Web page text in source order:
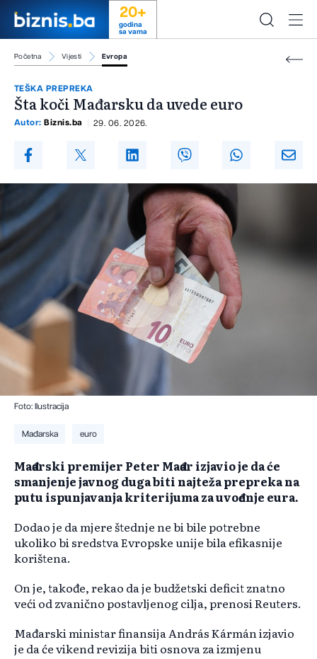
20+
godina
sa vama
Početna Vijesti Evropa
TEŠKA PREPREKA
Šta koči Mađarsku da uvede euro
Autor: Biznis.ba 29. 06. 2026.
Foto: Ilustracija
Mađarska euro
Mađarski premijer Peter Mađar izjavio je da će
smanjenje javnog duga biti najteža prepreka na
putu ispunjavanja kriterijuma za uvođenje eura.
Dodao je da mjere štednje ne bi bile potrebne
ukoliko bi sredstva Evropske unije bila efikasnije
korištena.
On je, takođe, rekao da je budžetski deficit znatno
veći od zvanično postavljenog cilja, prenosi Reuters.
Mađarski ministar finansija András Kármán izjavio
je da će vikend revizija biti osnova za izmjenu